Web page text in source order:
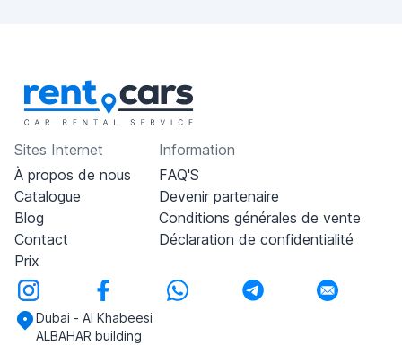
Sites Internet
À propos de nous
Catalogue
Blog
Contact
Prix
Information
FAQ'S
Devenir partenaire
Conditions générales de vente
Déclaration de confidentialité
Dubai - Al Khabeesi
ALBAHAR building